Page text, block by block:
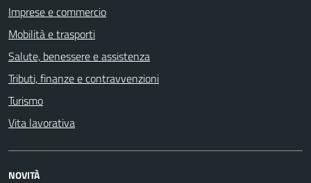
Imprese e commercio
Mobilità e trasporti
Salute, benessere e assistenza
Tributi, finanze e contravvenzioni
Turismo
Vita lavorativa
NOVITÀ